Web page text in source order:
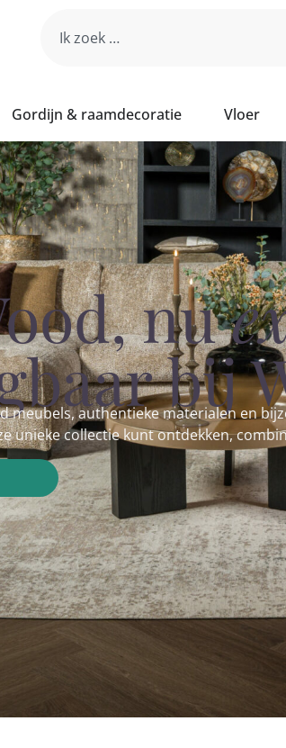
Gordijn & raamdecoratie Vloer
nu
bij
meubels, authentieke materialen en
unieke collectie kunt ontdekken,